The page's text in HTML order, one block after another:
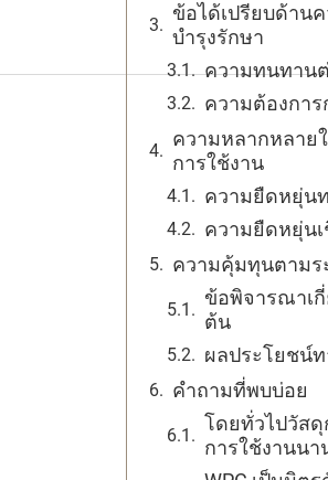
ข้อได้เปรียบด้าน
บำรุงรักษา
ความทนทาน
ความต้องกา
ความหลากหลาย
การใช้งาน
ความยืดหยุ่น
ความยืดหยุ่นเ
ความคุ้มทุนตามร
ข้อพิจารณาเ
ต้น
ผลประโยชน์ท
คำถามที่พบบ่อย
โดยทั่วไปวัสดุ
การใช้งานนา